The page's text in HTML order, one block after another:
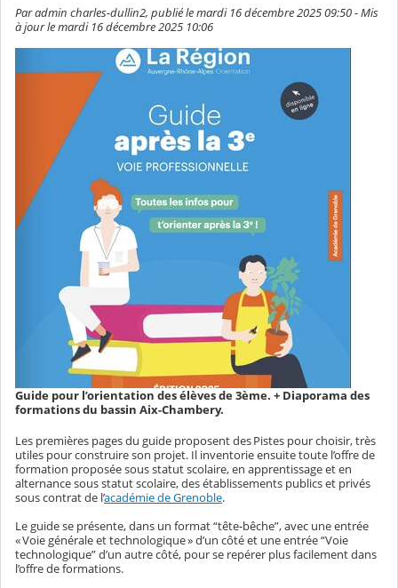
Par admin charles-dullin2, publié le mardi 16 décembre 2025 09:50 - Mis
à jour le mardi 16 décembre 2025 10:06
Guide pour l’orientation des élèves de 3ème. + Diaporama des
formations du bassin Aix-Chambery.
Les premières pages du guide proposent des Pistes pour choisir, très
utiles pour construire son projet. Il inventorie ensuite toute l’offre de
formation proposée sous statut scolaire, en apprentissage et en
alternance sous statut scolaire, des établissements publics et privés
sous contrat de l’académie de Grenoble.
Le guide se présente, dans un format “tête-bêche”, avec une entrée
« Voie générale et technologique » d’un côté et une entrée “Voie
technologique” d’un autre côté, pour se repérer plus facilement dans
l’offre de formations.